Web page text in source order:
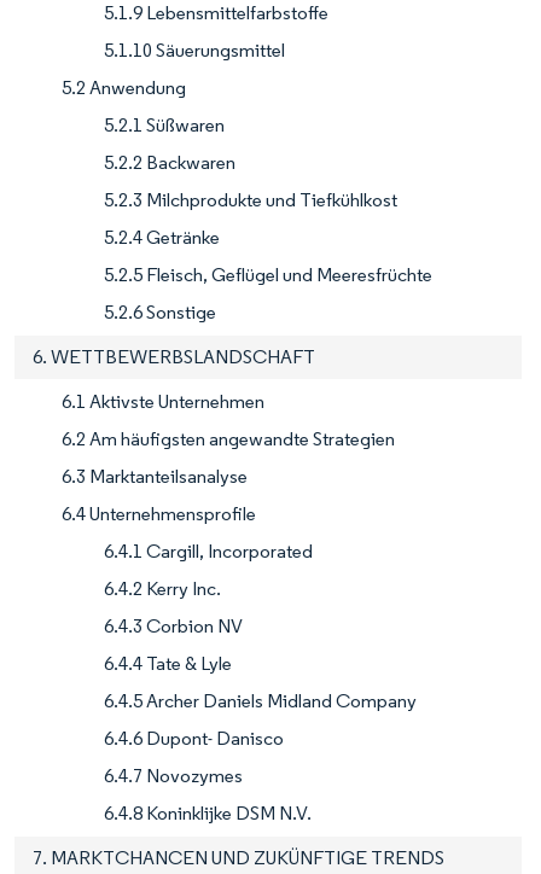
5.1.9 Lebensmittelfarbstoffe
5.1.10 Säuerungsmittel
5.2 Anwendung
5.2.1 Süßwaren
5.2.2 Backwaren
5.2.3 Milchprodukte und Tiefkühlkost
5.2.4 Getränke
5.2.5 Fleisch, Geflügel und Meeresfrüchte
5.2.6 Sonstige
6. WETTBEWERBSLANDSCHAFT
6.1 Aktivste Unternehmen
6.2 Am häufigsten angewandte Strategien
6.3 Marktanteilsanalyse
6.4 Unternehmensprofile
6.4.1 Cargill, Incorporated
6.4.2 Kerry Inc.
6.4.3 Corbion NV
6.4.4 Tate & Lyle
6.4.5 Archer Daniels Midland Company
6.4.6 Dupont- Danisco
6.4.7 Novozymes
6.4.8 Koninklijke DSM N.V.
7. MARKTCHANCEN UND ZUKÜNFTIGE TRENDS